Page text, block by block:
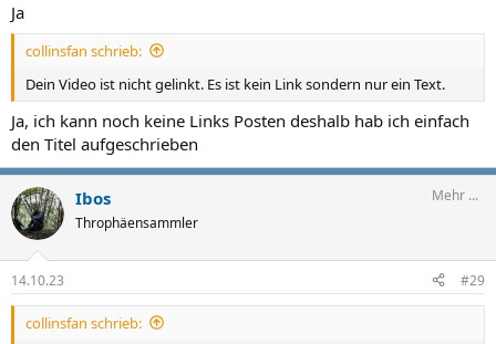
Ja
collinsfan schrieb:
Dein Video ist nicht gelinkt. Es ist kein Link sondern nur ein Text.
Ja, ich kann noch keine Links Posten deshalb hab ich einfach
den Titel aufgeschrieben
Ibos
Throphäensammler
Mehr ...
14.10.23 #29
collinsfan schrieb: